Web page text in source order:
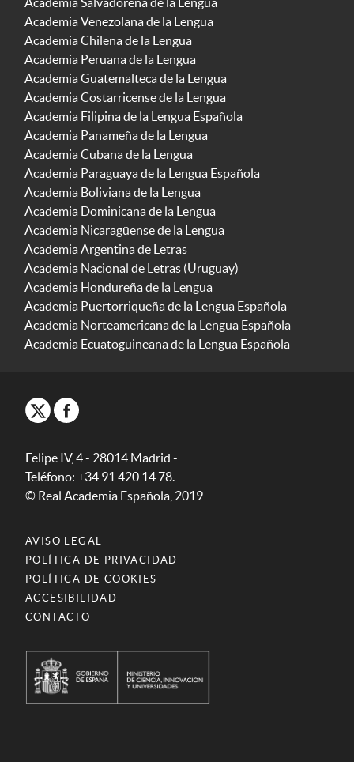
Academia Venezolana de la Lengua
Academia Chilena de la Lengua
Academia Peruana de la Lengua
Academia Guatemalteca de la Lengua
Academia Costarricense de la Lengua
Academia Filipina de la Lengua Española
Academia Panameña de la Lengua
Academia Cubana de la Lengua
Academia Paraguaya de la Lengua Española
Academia Boliviana de la Lengua
Academia Dominicana de la Lengua
Academia Nicaragüense de la Lengua
Academia Argentina de Letras
Academia Nacional de Letras (Uruguay)
Academia Hondureña de la Lengua
Academia Puertorriqueña de la Lengua Española
Academia Norteamericana de la Lengua Española
Academia Ecuatoguineana de la Lengua Española
Felipe IV, 4 - 28014 Madrid -
Teléfono: +34 91 420 14 78.
© Real Academia Española, 2019
AVISO LEGAL
POLÍTICA DE PRIVACIDAD
POLÍTICA DE COOKIES
ACCESIBILIDAD
CONTACTO